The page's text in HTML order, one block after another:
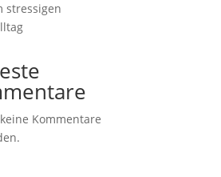
stressigen
Kommentare